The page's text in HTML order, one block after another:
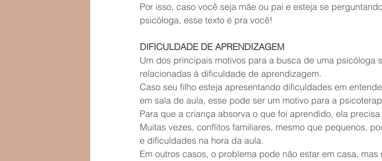
Por isso, caso você seja mãe ou pai e esteja se
psicóloga, esse texto é pra você!
DIFICULDADE DE APRENDIZAGEM
Um dos principais motivos para a busca de uma psicóloga
relacionadas à dificuldade de aprendizagem.
Caso seu filho esteja apresentando dificuldades em
em sala de aula, esse pode ser um motivo para a
Para que a criança absorva o que foi aprendido, ela
Muitas vezes, conflitos familiares, mesmo que pequenos,
e dificuldades na hora da aula.
Em outros casos, o problema pode não estar em casa, mas